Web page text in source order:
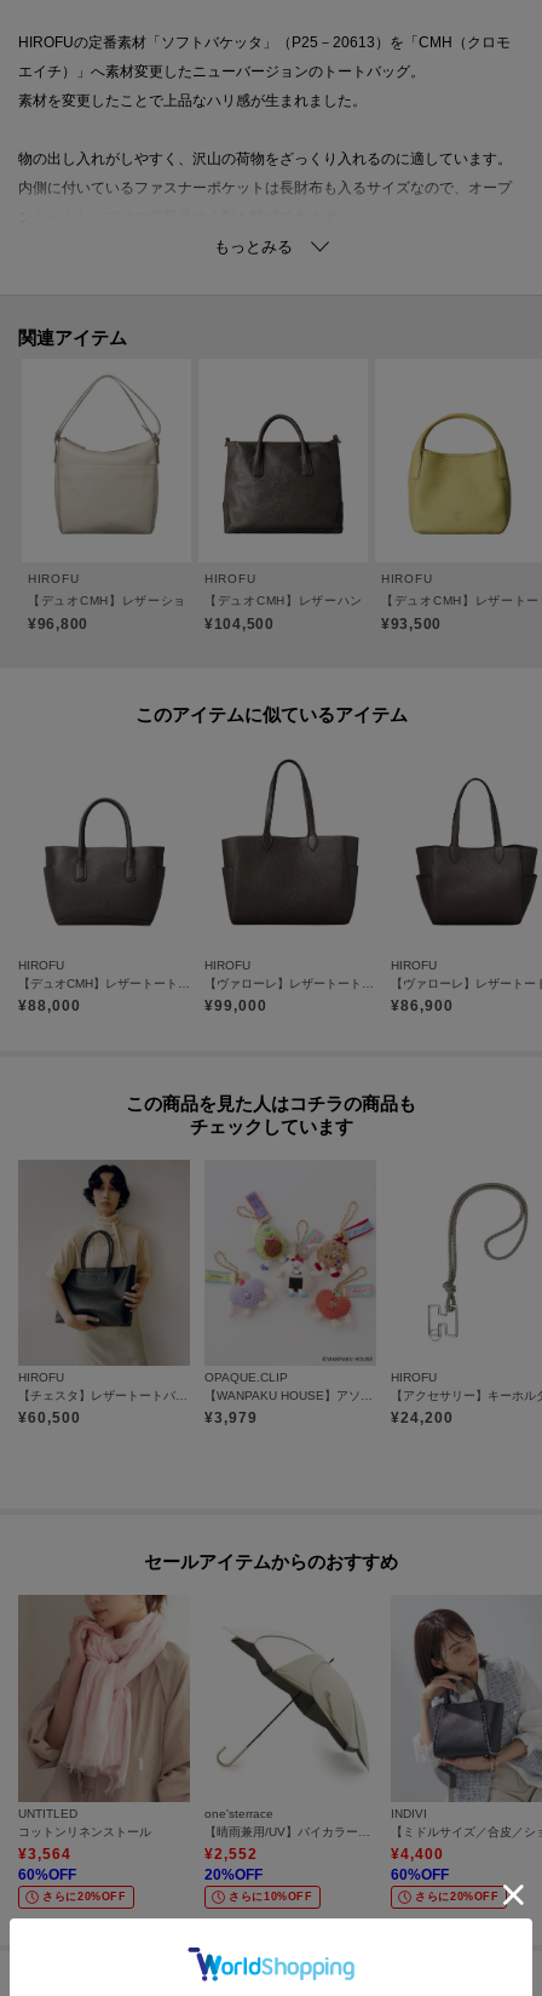
HIROFUの定番素材「ソフトバケッタ」（P25－20613）を「CMH（クロモ
エイチ）」へ素材変更したニューバージョンのトートバッグ。
素材を変更したことで上品なハリ感が生まれました。
物の出し入れがしやすく、沢山の荷物をざっくり入れるのに適しています。
内側に付いているファスナーポケットは長財布も入るサイズなので、オープ
●裏地：ピッグスエード（一部コットン）
※裏地のカラーは商品のカラーによって異なります。
A4サイズの書類やパソコンを持ち歩くお仕事や習い事等のシーンを想定し、
軽めのボディでありながらも丈夫な作りで日常使いしやすい仕様です。
【素材】
＜CMH（クロモエイチ）＞
丁寧にクロームなめしをする事で軽量に仕上がり、絶妙なニュアンスカラー
質感はヒロフの定番オリジナル素材「ソフトバケッタ」よりもマットで落ち
着いた印象に。
小さなシボを型押し加工する事で革の表情も均一化され、上品で端正な印象
の素材に仕上げました。
滑らかな操作性や美しい光沢が特徴。
太さの違ったステッチが「二重奏」のようにみえることから名付けられまし
【気になるアイテムは『お気に入り登録』がおすすめです】
〈お気に入り登録とは〉
オンラインサイトの各アイテムにある「ハートマーク」をクリックして簡単
に追加できます！
お気に入りアイテムが、在庫残りわずか・再入荷などキャンペーン対象にな
た、パソコン・スマートフォンなどの環境により、若干製品と画像のカラー
モデル情報：身長166cm B83 W58 H85
関連アイテム
HIROFU
【デュオCMH】レザーショルダーバッグ M 2WAY 本革（商品番号：P25-35430）
¥96,800
HIROFU
【デュオCMH】レザーハンドバッグ L 2WAY 本革 A4
¥104,500
HIROFU
【デュオCMH】レザート
¥93,500
このアイテムに似ているアイテム
HIROFU
¥88,000
HIROFU
¥99,000
HIROFU
¥86,900
この商品を見た人はコチラの商品も
チェックしています
HIROFU
【チェスタ】レザートートバッグ L 本革 A4サイズ ビジネスバッグ ※WEB限定（商品番号：P25－30500）
¥60,500
OPAQUE.CLIP
【WANPAKU HOUSE】アソートパペットチャーム
¥3,979
HIROFU
¥24,200
セールアイテムからのおすすめ
UNTITLED
コットンリネンストール
¥3,564
60%OFF
さらに20%OFF
one'sterrace
¥2,552
20%OFF
さらに10%OFF
INDIVI
¥4,400
60%OFF
さらに20%OFF